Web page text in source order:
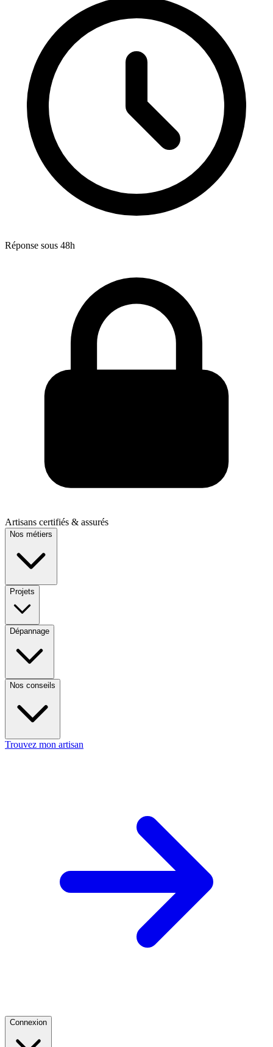
Réponse sous 48h
Artisans certifiés & assurés
Nos métiers
Projets
Dépannage
Nos conseils
Trouvez mon artisan
Connexion